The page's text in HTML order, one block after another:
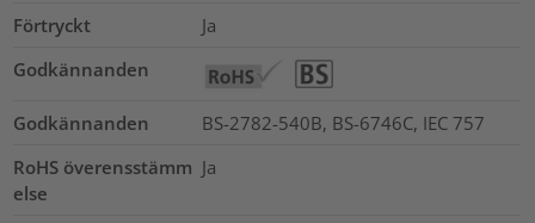
Förtryckt
Ja
Godkännanden
Godkännanden
BS-2782-540B, BS-6746C, IEC 757
RoHS överensstämm
else
Ja